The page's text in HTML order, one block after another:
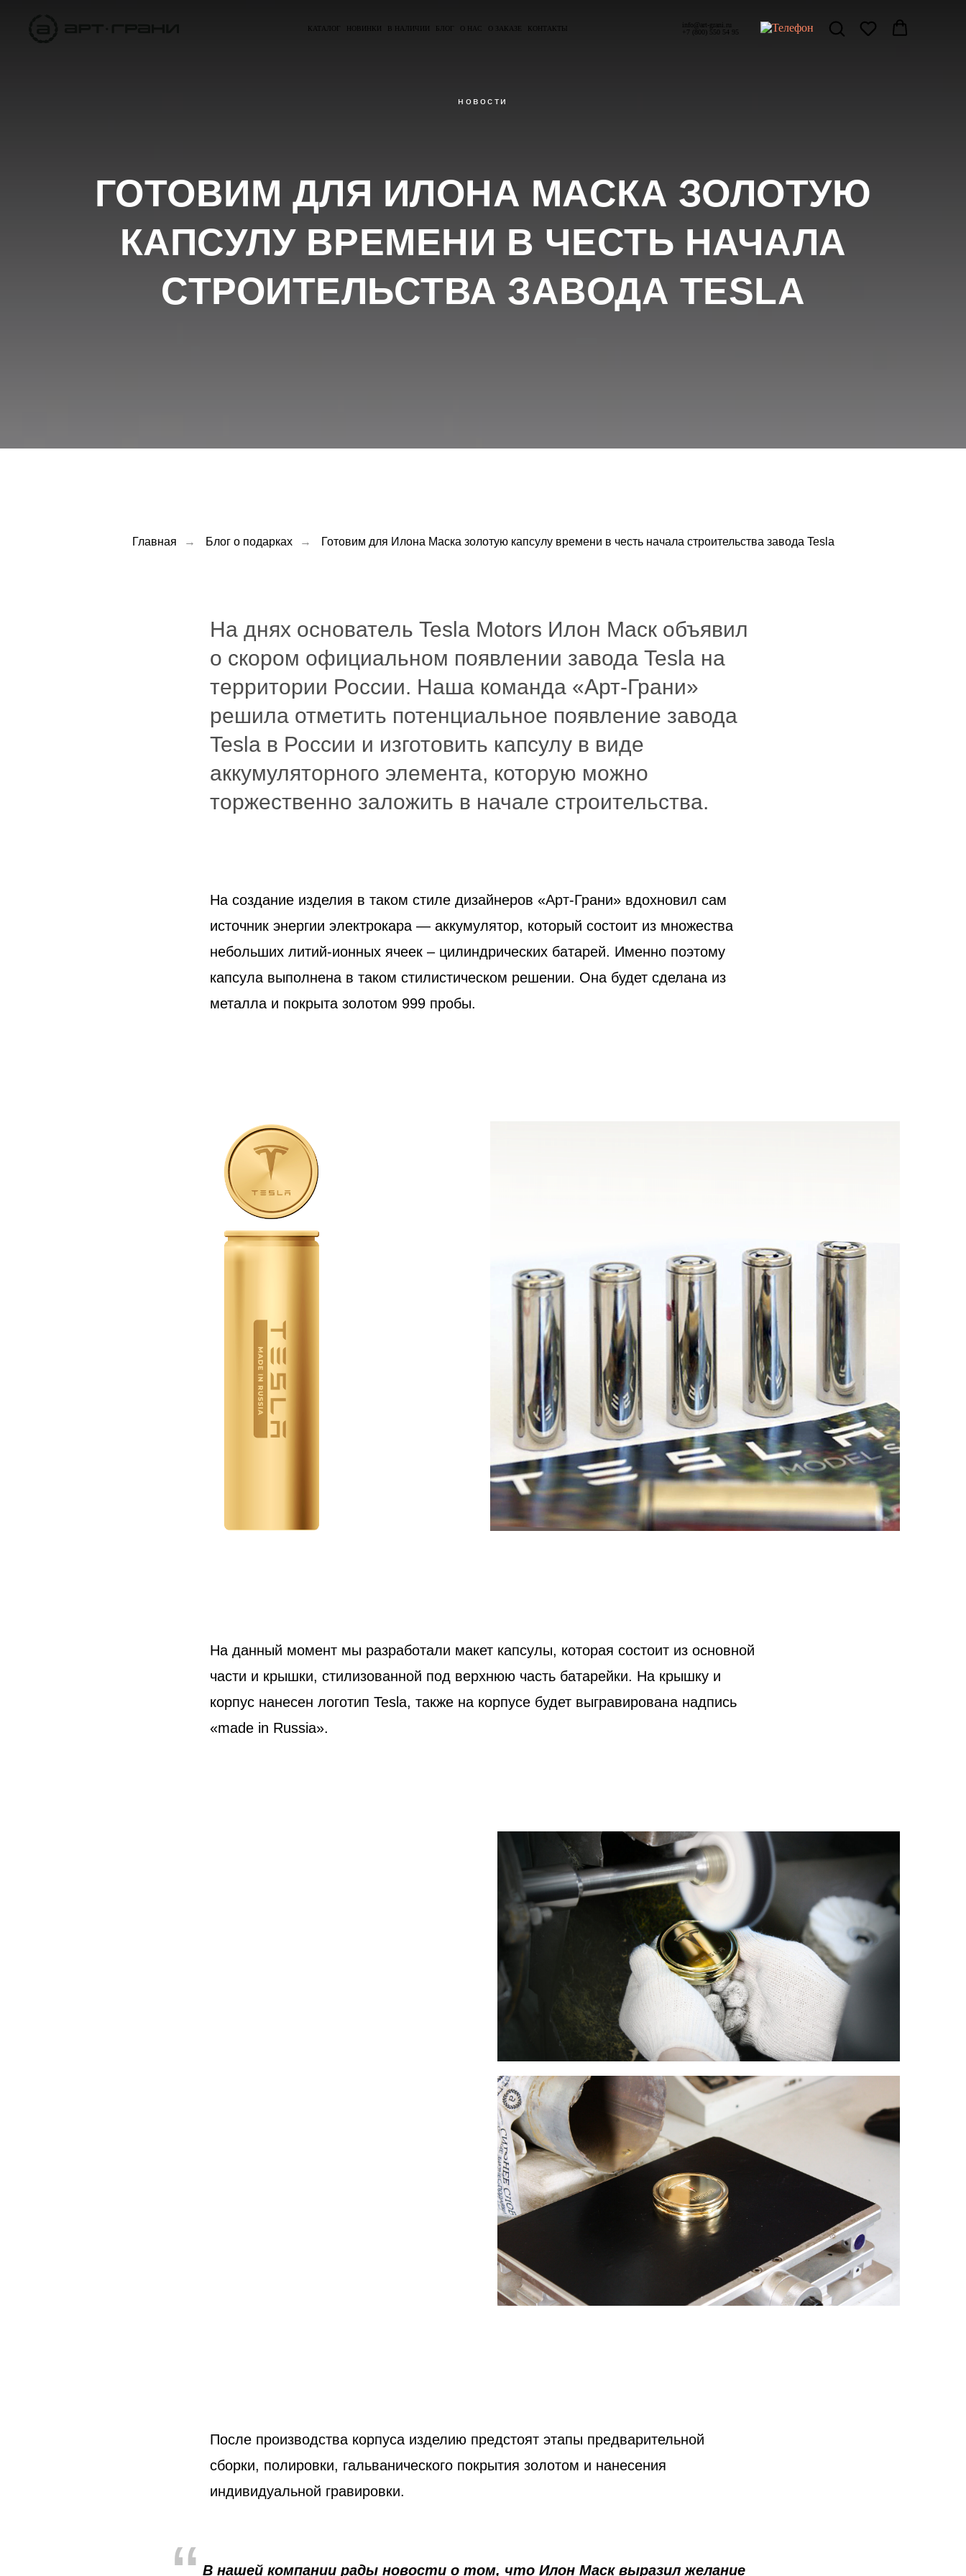
КАТАЛОГ НОВИНКИ В НАЛИЧИИ БЛОГ О НАС О ЗАКАЗЕ КОНТАКТЫ
info@art-grani.ru
+7 (800) 550 54 95
новости
ГОТОВИМ ДЛЯ ИЛОНА МАСКА ЗОЛОТУЮ
КАПСУЛУ ВРЕМЕНИ В ЧЕСТЬ НАЧАЛА
СТРОИТЕЛЬСТВА ЗАВОДА TESLA
Главная → Блог о подарках → Готовим для Илона Маска золотую капсулу времени в честь начала строительства завода Tesla
На днях основатель Tesla Motors Илон Маск объявил
о скором официальном появлении завода Tesla на
территории России. Наша команда «Арт-Грани»
решила отметить потенциальное появление завода
Tesla в России и изготовить капсулу в виде
аккумуляторного элемента, которую можно
торжественно заложить в начале строительства.
На создание изделия в таком стиле дизайнеров «Арт-Грани» вдохновил сам
источник энергии электрокара — аккумулятор, который состоит из множества
небольших литий-ионных ячеек – цилиндрических батарей. Именно поэтому
капсула выполнена в таком стилистическом решении. Она будет сделана из
металла и покрыта золотом 999 пробы.
На данный момент мы разработали макет капсулы, которая состоит из основной
части и крышки, стилизованной под верхнюю часть батарейки. На крышку и
корпус нанесен логотип Tesla, также на корпусе будет выгравирована надпись
«made in Russia».
После производства корпуса изделию предстоят этапы предварительной
сборки, полировки, гальванического покрытия золотом и нанесения
индивидуальной гравировки.
В нашей компании рады новости о том, что Илон Маск выразил желание